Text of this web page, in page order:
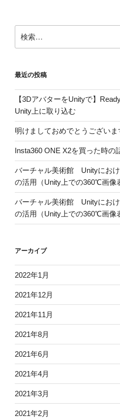
ョ
ン索:
最近の投稿
【3DアバターをUnityで】
Unity上に取り込む
明けましておめでとうございま
Insta360 ONE X2を買った時の
バーチャル美術館 Unityにお
の活用（Unity上での360℃画像
バーチャル美術館 Unityにお
の活用（Unity上での360℃画像
アーカイブ
2022年1月
2021年12月
2021年11月
2021年8月
2021年6月
2021年4月
2021年3月
2021年2月